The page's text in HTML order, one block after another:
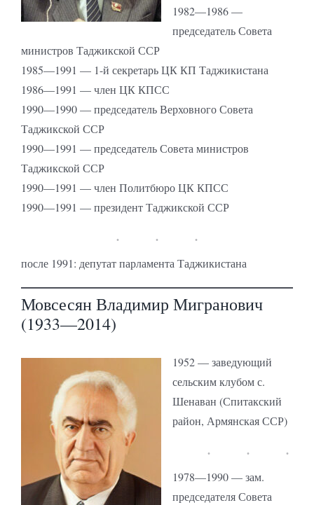
1982—1986 —
председатель Совета
министров Таджикской ССР
1985—1991 — 1-й секретарь ЦК КП Таджикистана
1986—1991 — член ЦК КПСС
1990—1990 — председатель Верховного Совета
Таджикской ССР
1990—1991 — председатель Совета министров
Таджикской ССР
1990—1991 — член Политбюро ЦК КПСС
1990—1991 — президент Таджикской ССР
после 1991: депутат парламента Таджикистана
Мовсесян Владимир Мигранович
(1933—2014)
1952 — заведующий
сельским клубом с.
Шенаван (Спитакский
район, Армянская ССР)
1978—1990 — зам.
председателя Совета